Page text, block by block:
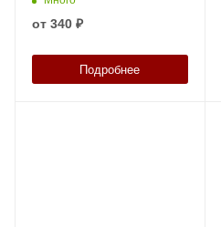
от 340 ₽
Подробнее